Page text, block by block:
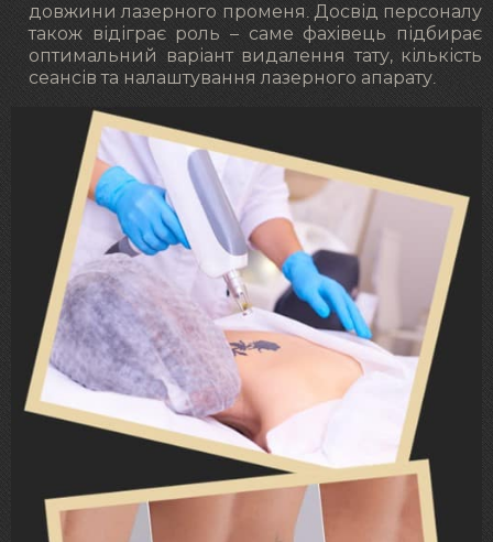
довжини лазерного променя. Досвід персоналу
також відіграє роль – саме фахівець підбирає
оптимальний варіант видалення тату, кількість
сеансів та налаштування лазерного апарату.